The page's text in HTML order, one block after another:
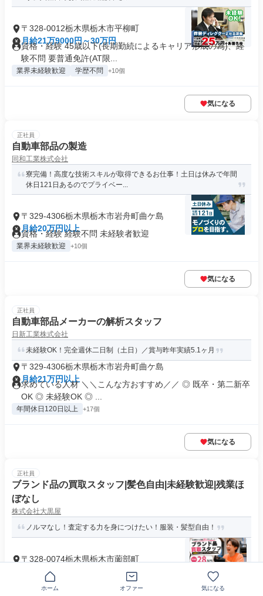
〒328-0012栃木県栃木市平柳町
月給21万9000円～30万円
資格・経験 45歳以下(長期勤続によるキャリア形成の為)、経
験不問 要普通免許(AT限...
業界未経験歓迎 学歴不問 +10個
気になる
正社員
自動車部品の製造
同和工業株式会社
寮完備！高度な技術スキルが取得できるお仕事！土日は休みで年間
休日121日あるのでプライベー...
〒329-4306栃木県栃木市岩舟町曲ケ島
月給20万円以上
資格・経験 経験不問 未経験者歓迎
業界未経験歓迎 +10個
気になる
正社員
自動車部品メーカーの解析スタッフ
日新工業株式会社
未経験OK！完全週休二日制（土日）／賞与昨年実績5.1ヶ月
〒329-4306栃木県栃木市岩舟町曲ケ島
月給21万円以上
求めている人材 ＼＼こんな方おすすめ／／ ◎ 既卒・第二新卒
OK ◎ 未経験OK ◎ ...
年間休日120日以上 +17個
気になる
正社員
ブランド品の買取スタッフ|髪色自由|未経験歓迎|残業ほ
ぼなし
株式会社大黒屋
ノルマなし！査定する力を身につけたい！服装・髪型自由！
〒328-0074栃木県栃木市薗部町
月給28万円以上
求めている人材 ・学歴不問 ・未経験OK ・第二新卒歓迎 ・20
代〜30代スタッフ活躍...
ホーム オファー 気になる